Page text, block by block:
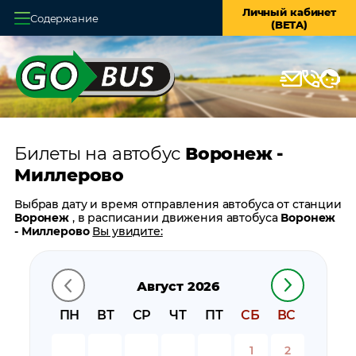
Содержание
Личный кабинет
(BETA)
Главная
О системе
Оплата и доставка
Возврат билетов
Заказ автобуса
Контакты
Билеты на автобус Воронеж -
Миллерово
Август 2026
ПН
ВТ СР ЧТ ПТ СБ ВС
1 2
Выбрав дату и время отправления автобуса от станции
Воронеж , в расписании движения автобусаВоронеж
- Миллерово Вы увидите:
время прибытия
время в пути
цену билета